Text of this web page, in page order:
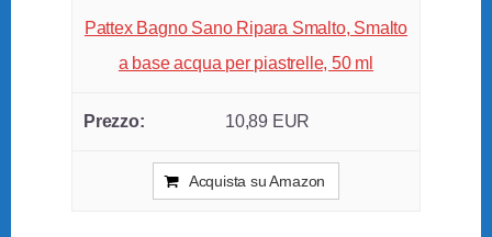
Pattex Bagno Sano Ripara Smalto, Smalto
a base acqua per piastrelle, 50 ml
10,89 EUR
Acquista su Amazon